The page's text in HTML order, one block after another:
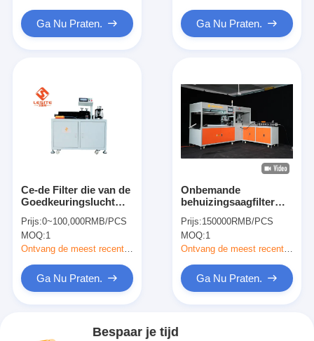
Ga Nu Praten. Ga Nu Praten.
Ce-de Filter die van de
Goedkeuringslucht
Prijs:0~100,000RMB/PCS
MOQ:1
Ontvang de meest recente Prijs
Ga Nu Praten.
Onbemande
behuizingsaagfilter
machine 220V 4,65KW
Prijs:150000RMB/PCS
MOQ:1
Ontvang de meest recente Prijs
Ga Nu Praten.
Bespaar je tijd